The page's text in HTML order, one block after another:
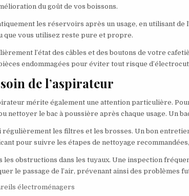
du goût de vos boissons.
les réservoirs après un usage, en utilisant
que vous utilisez reste pure et propre.
l’état des câbles et des boutons de votre
endommagées pour éviter tout risque
de l’aspirateur
mérite également une attention particulière.
nettoyer le bac à poussière après chaque usage. Un
régulièrement les filtres et les brosses. Un bon
pour suivre les étapes de nettoyage
les obstructions dans les tuyaux. Une inspection
le passage de l’air, prévenant ainsi des problèmes
électroménagers